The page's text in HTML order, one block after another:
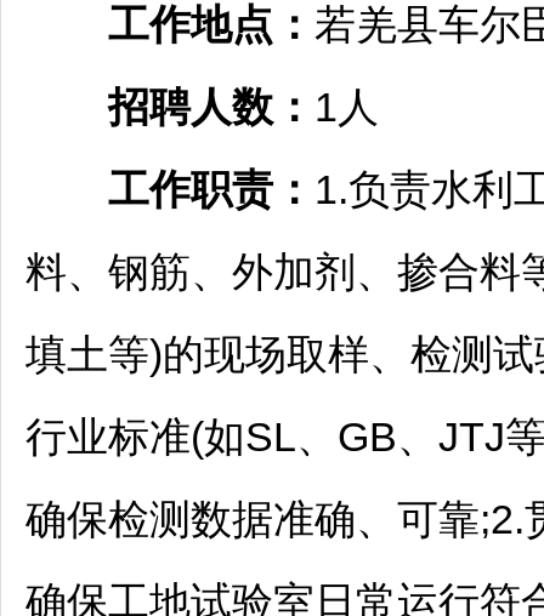
工作地点： 若羌县车尔
招聘人数： 1人
工作职责 ： 1.负责水利
料、钢筋、外加剂、掺合料
填土等)的现场取样、检测
行业标准(如SL、GB、JTJ
确保检测数据准确、可靠
确保工地试验室日常运行符